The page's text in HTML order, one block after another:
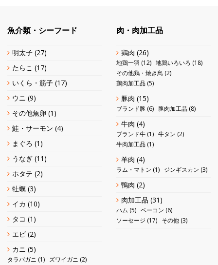
魚介類・シーフード
明太子 (27)
たらこ (17)
いくら・筋子 (17)
ウニ (9)
その他魚卵 (1)
鮭・サーモン (4)
まぐろ (1)
うなぎ (11)
ホタテ (2)
牡蠣 (3)
イカ (10)
タコ (1)
エビ (2)
カニ (5)
タラバガニ (1) ズワイガニ (2)
肉・肉加工品
鶏肉 (26)
地鶏一羽 (12) 地鶏いろいろ (18)
その他鶏・焼き鳥 (2)
鶏肉加工品 (5)
豚肉 (15)
ブランド豚 (6) 豚肉加工品 (8)
牛肉 (4)
ブランド牛 (1) 牛タン (2)
牛肉加工品 (1)
羊肉 (4)
ラム・マトン (1) ジンギスカン (3)
鴨肉 (2)
肉加工品 (31)
ハム (5) ベーコン (6)
ソーセージ (17) その他 (3)